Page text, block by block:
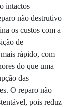
intactos
não destrutivo
os custos com a
de
rápido, com
do que uma
das
O reparo não
pois reduz